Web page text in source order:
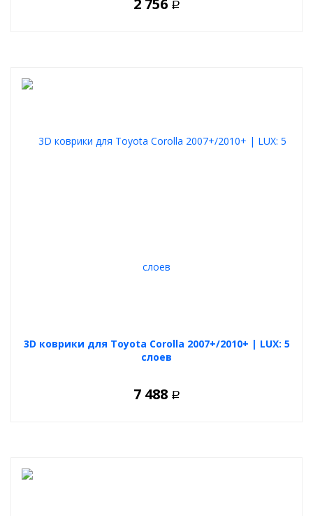
2 756 Р
3D коврики для Toyota Corolla 2007+/2010+ | LUX: 5
слоев
7 488 Р